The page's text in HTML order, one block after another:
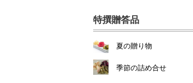
特撰贈答品
夏の贈り物
季節の詰め合せ